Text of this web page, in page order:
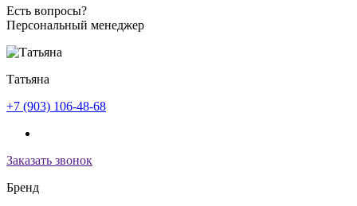
Есть вопросы?
Персональный менеджер
Татьяна
+7 (903) 106-48-68
Заказать звонок
Бренд